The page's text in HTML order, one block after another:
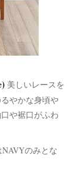
美しいレースを
やかな身頃や
や裾口がふわ
のみとな